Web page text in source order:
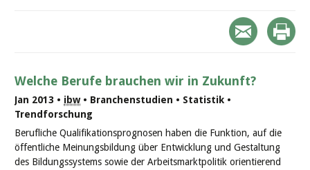
Welche Berufe brauchen wir in Zukunft?
Jan 2013 • ibw• Branchenstudien • Statistik •
Trendforschung
Berufliche Qualifikationsprognosen haben die Funktion, auf die
öffentliche Meinungsbildung über Entwicklung und Gestaltung
des Bildungssystems sowie der Arbeitsmarktpolitik orientierend